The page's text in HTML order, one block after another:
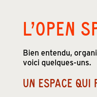
L’OPEN
Bien entendu,
voici quelques-uns.
UN ESPACE QUI